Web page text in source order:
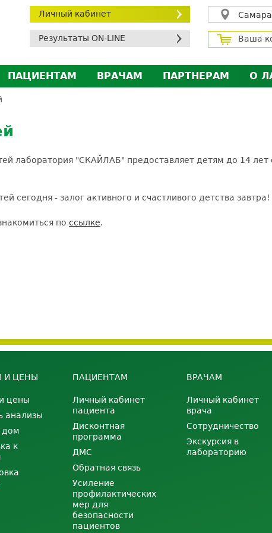
Личный кабинет
Результаты ON-LINE
Самара
Ваша
ПАЦИЕНТАМ
Обратная связь
ВРАЧАМ
ПАРТНЕРАМ
О
лаборатория "СКАЙЛАБ" предоставляет детям до 14 лет
сегодня - залог активного и счастливого детства завтра!
по ссылке.
И ЦЕНЫ
цены
анализы
дом
к
ПАЦИЕНТАМ
Личный кабинет
пациента
Дисконтная
программа
ДМС
Обратная связь
Усиление
профилактических
мер для
безопасности
пациентов
ВРАЧАМ
Личный кабинет
врача
Сотрудничество
Экскурсия в
лабораторию